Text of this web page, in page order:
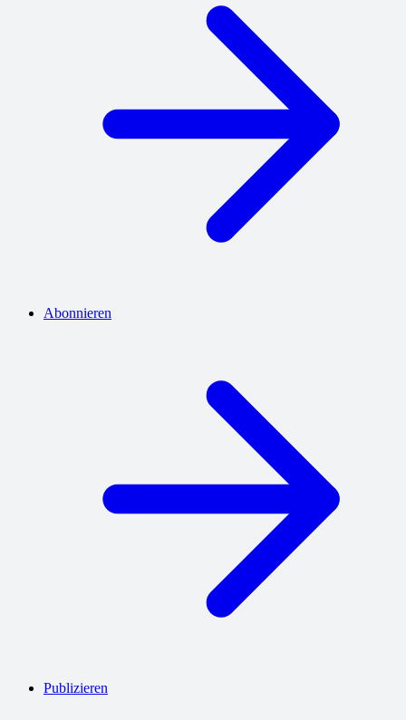
Abonnieren
Publizieren